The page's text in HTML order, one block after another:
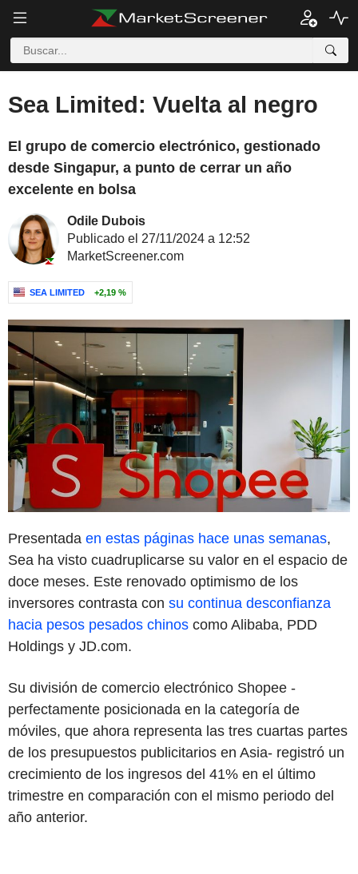
Sea Limited: Vuelta al negro
El grupo de comercio electrónico, gestionado
desde Singapur, a punto de cerrar un año
excelente en bolsa
Odile Dubois
Publicado el 27/11/2024 a 12:52
MarketScreener.com
SEA LIMITED +2,19 %
Presentada en estas páginas hace unas semanas,
Sea ha visto cuadruplicarse su valor en el espacio de
doce meses. Este renovado optimismo de los
inversores contrasta con su continua desconfianza
hacia pesos pesados chinos como Alibaba, PDD
Holdings y JD.com.
Su división de comercio electrónico Shopee -
perfectamente posicionada en la categoría de
móviles, que ahora representa las tres cuartas partes
de los presupuestos publicitarios en Asia- registró un
crecimiento de los ingresos del 41% en el último
trimestre en comparación con el mismo periodo del
año anterior.